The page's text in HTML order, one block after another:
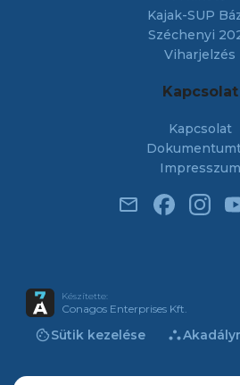
Kajak-SUP
Széchenyi
Viharjelzés
Kapcsolat
Kapcsolat
Impresszum
email
Készítette:
Conagos Enterprises Kft.
cookieSütik kezelése atr